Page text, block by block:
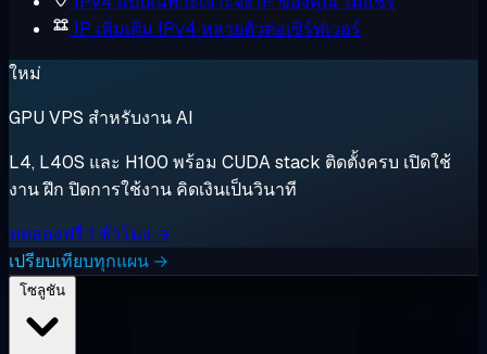
IP เพิ่มเติม IPv4 หลายตัวต่อเซิร์ฟเวอร์
ใหม่
GPU VPS สำหรับงาน AI
L4, L40S และ H100 พร้อม CUDA stack ติดตั้งครบ เปิดใช้
งาน ฝึก ปิดการใช้งาน คิดเงินเป็นวินาที
ทดลองฟรี 1 ชั่วโมง →
เปรียบเทียบทุกแผน →